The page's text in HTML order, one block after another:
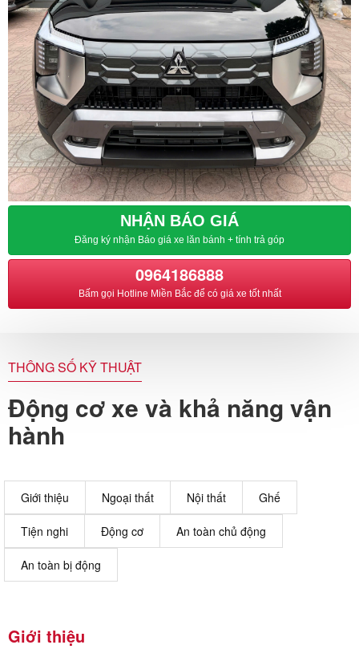
Thử
NHẬN BÁO GIÁ
Đăng ký nhận Báo giá xe lăn bánh + tính trả góp
0964186888
Bấm gọi Hotline Miền Bắc để có giá xe tốt nhất
THÔNG SỐ KỸ THUẬT
Động cơ xe và khả năng vận
hành
Giới thiệu Ngoại thất Nội thất Ghế
Tiện nghi Động cơ An toàn chủ động
An toàn bị động
Giới thiệu